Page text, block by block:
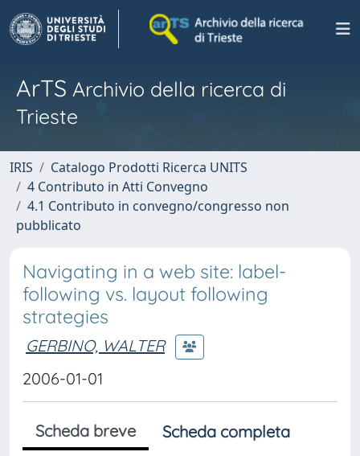
ArTS Archivio della ricerca di
Trieste
IRIS
Catalogo Prodotti Ricerca UNITS
4 Contributo in Atti Convegno
4.1 Contributo in convegno/congresso non
pubblicato
Navigating in a web site: label-
following vs. layout following
strategies
GERBINO, WALTER
2006-01-01
Scheda breve Scheda completa